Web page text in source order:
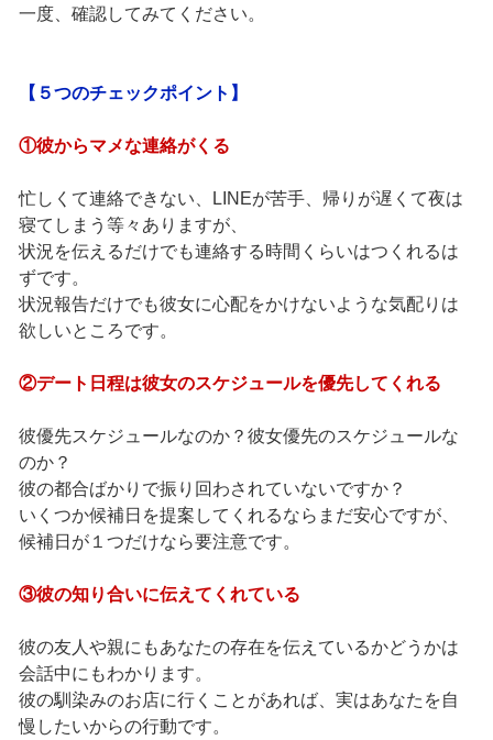
一度、確認してみてください。
【５つのチェックポイント】
①彼からマメな連絡がくる
忙しくて連絡できない、LINEが苦手、帰りが遅くて夜は
寝てしまう等々ありますが、
状況を伝えるだけでも連絡する時間くらいはつくれるは
ずです。
状況報告だけでも彼女に心配をかけないような気配りは
欲しいところです。
②デート日程は彼女のスケジュールを優先してくれる
彼優先スケジュールなのか？彼女優先のスケジュールな
のか？
彼の都合ばかりで振り回わされていないですか？
いくつか候補日を提案してくれるならまだ安心ですが、
候補日が１つだけなら要注意です。
③彼の知り合いに伝えてくれている
彼の友人や親にもあなたの存在を伝えているかどうかは
会話中にもわかります。
彼の馴染みのお店に行くことがあれば、実はあなたを自
慢したいからの行動です。